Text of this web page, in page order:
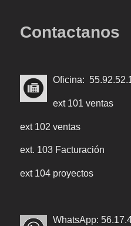
Contactanos
Oficina:
ext 101 ventas
ext 102 ventas
ext. 103 Facturación
ext 104 proyectos
WhatsApp: